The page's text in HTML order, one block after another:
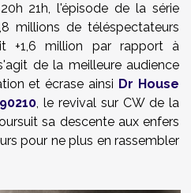
21h, l'épisode de la série
millions de téléspectateurs
+1,6 million par rapport à
de la meilleure audience
et écrase ainsi Dr House
90210, le revival sur CW de la
sa descente aux enfers
pour ne plus en rassembler